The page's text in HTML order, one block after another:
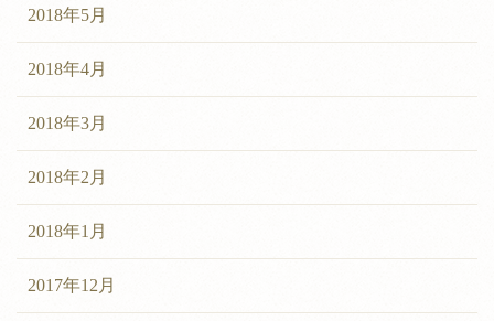
2018年5月
2018年4月
2018年3月
2018年2月
2018年1月
2017年12月